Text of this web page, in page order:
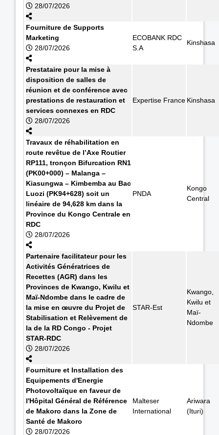
28/07/2026
Fourniture de Supports
Marketing
28/07/2026
ECOBANK RDC
S.A
Kinshasa
Prestataire pour la mise à
disposition de salles de
réunion et de conférence avec
prestations de restauration et
services connexes en RDC
28/07/2026
Expertise France Kinshasa
Travaux de réhabilitation en
route revêtue de l’Axe Routier
RP111, tronçon Bifurcation RN1
(PK00+000) – Malanga –
Kiasungwa – Kimbemba au Bac
Luozi (PK94+628) soit un
linéaire de 94,628 km dans la
Province du Kongo Centrale en
RDC
28/07/2026
PNDA
Kongo
Central
Partenaire facilitateur pour les
Activités Génératrices de
Recettes (AGR) dans les
Provinces de Kwango, Kwilu et
Maï-Ndombe dans le cadre de
la mise en œuvre du Projet de
Stabilisation et Relèvement de
la de la RD Congo - Projet
STAR-RDC
28/07/2026
STAR-Est
Kwango,
Kwilu et
Maï-
Ndombe
Fourniture et Installation des
Equipements d'Energie
Photovoltaïque en faveur de
l'Hôpital Général de Référence
de Makoro dans la Zone de
Santé de Makoro
28/07/2026
Malteser
International
Ariwara
(Ituri)